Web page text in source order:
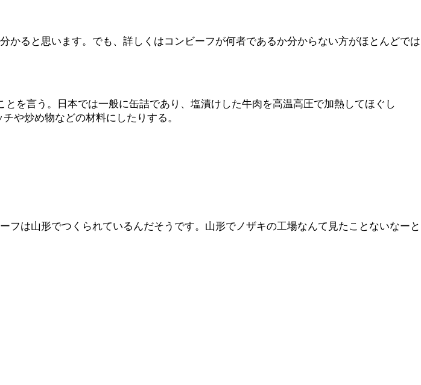
ると思います。でも、詳しくはコンビーフが何者であるか分からない方がほとんどでは
を言う。日本では一般に缶詰であり、塩漬けした牛肉を高温高圧で加熱してほぐし
や炒め物などの材料にしたりする。
は山形でつくられているんだそうです。山形でノザキの工場なんて見たことないなーと